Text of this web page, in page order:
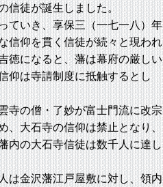
信徒が誕生しました。
いき、享保三（一七一八）年
信仰を貫く信徒が続々と現われ
徳になると、藩は幕府の厳しい
仰は寺請制度に抵触するとし
の僧・了妙が富士門流に改宗
、大石寺の信仰は禁止となり、
内の大石寺信徒は数千人に達し
金沢藩江戸屋敷に対し、領内